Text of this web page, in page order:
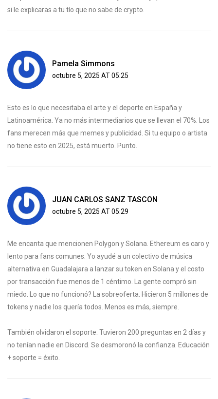
si le explicaras a tu tío que no sabe de crypto.
Pamela Simmons
octubre 5, 2025 AT 05:25
Esto es lo que necesitaba el arte y el deporte en España y
Latinoamérica. Ya no más intermediarios que se llevan el 70%. Los
fans merecen más que memes y publicidad. Si tu equipo o artista
no tiene esto en 2025, está muerto. Punto.
JUAN CARLOS SANZ TASCON
octubre 5, 2025 AT 05:29
Me encanta que mencionen Polygon y Solana. Ethereum es caro y
lento para fans comunes. Yo ayudé a un colectivo de música
alternativa en Guadalajara a lanzar su token en Solana y el costo
por transacción fue menos de 1 céntimo. La gente compró sin
miedo. Lo que no funcionó? La sobreoferta. Hicieron 5 millones de
tokens y nadie los quería todos. Menos es más, siempre.
También olvidaron el soporte. Tuvieron 200 preguntas en 2 días y
no tenían nadie en Discord. Se desmoronó la confianza. Educación
+ soporte = éxito.